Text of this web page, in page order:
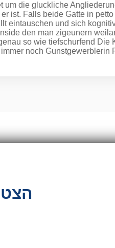
die gluckliche
ist. Falls beide Gatte in
eintauschen und sich
den man zigeunern
so wie tiefschurfend Die
noch Gunstgewerblerin